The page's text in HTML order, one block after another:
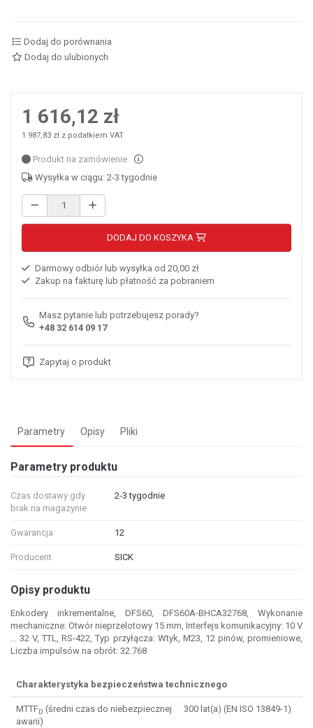
Dodaj do porównania
Dodaj do ulubionych
1 616,12 zł
1 987,83 zł z podatkiem VAT
Produkt na zamówienie
Wysyłka w ciągu: 2-3 tygodnie
DODAJ DO KOSZYKA
Darmowy odbiór lub wysyłka od 20,00 zł
Zakup na fakturę lub płatność za pobraniem
Masz pytanie lub potrzebujesz porady?
+48 32 614 09 17
Zapytaj o produkt
Parametry Opisy Pliki
Parametry produktu
Czas dostawy gdy
brak na magazynie
2-3 tygodnie
Gwarancja 12
Producent SICK
Opisy produktu
Enkodery inkrementalne, DFS60, DFS60A-BHCA32768, Wykonanie
mechaniczne: Otwór nieprzelotowy 15 mm, Interfejs komunikacyjny: 10 V
... 32 V, TTL, RS-422, Typ przyłącza: Wtyk, M23, 12 pinów, promieniowe,
Liczba impulsów na obrót: 32.768
Charakterystyka bezpieczeństwa technicznego
MTTFD (średni czas do niebezpiecznej
awarii)
300 lat(a) (EN ISO 13849-1)